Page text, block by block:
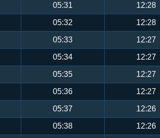
05:31 12:28
05:32 12:28
05:33 12:27
05:34 12:27
05:35 12:27
05:36 12:27
05:37 12:26
05:38 12:26